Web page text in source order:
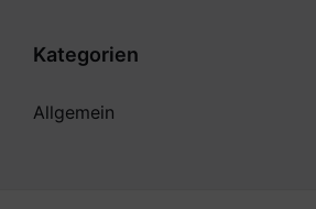
Kategorien
Allgemein